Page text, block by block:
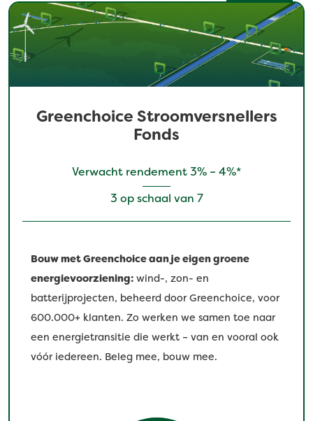
Greenchoice Stroomversnellers
Fonds
Verwacht rendement 3% – 4%*
3 op schaal van 7
Bouw met Greenchoice aan je eigen groene
energievoorziening: wind-, zon- en
batterijprojecten, beheerd door Greenchoice, voor
600.000+ klanten. Zo werken we samen toe naar
een energietransitie die werkt – van en vooral ook
vóór iedereen. Beleg mee, bouw mee.